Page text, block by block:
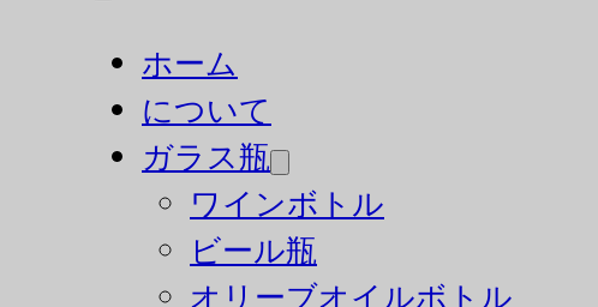
ホーム
について
ガラス瓶
ワインボトル
ビール瓶
オリーブオイルボトル